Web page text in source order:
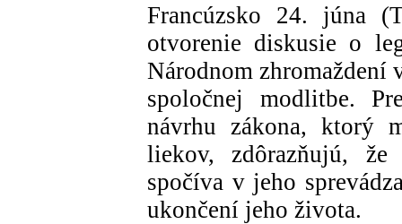
Francúzsko 24. júna
otvorenie diskusie o
Národnom
spoločnej modlitbe.
návrhu zákona, ktorý
liekov, zdôrazňujú,
spočíva v jeho
ukončení jeho života.